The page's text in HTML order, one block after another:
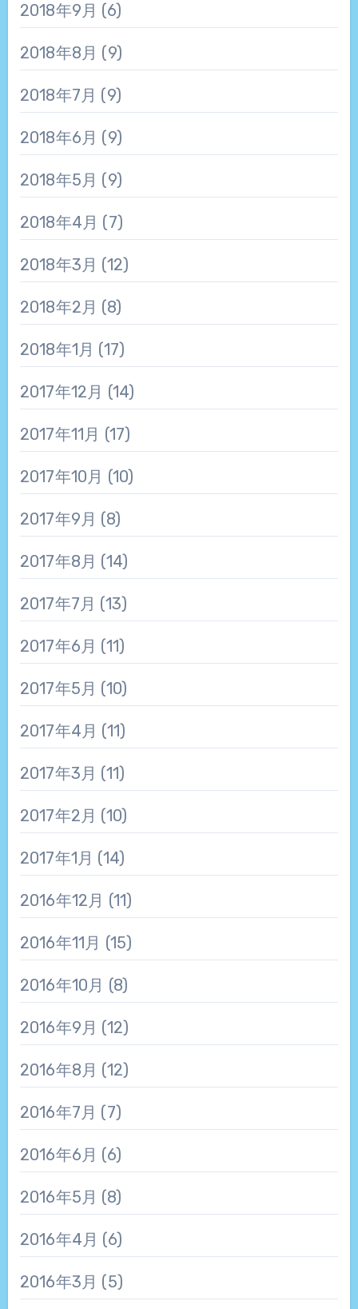
2018年9月 (6)
2018年8月 (9)
2018年7月 (9)
2018年6月 (9)
2018年5月 (9)
2018年4月 (7)
2018年3月 (12)
2018年2月 (8)
2018年1月 (17)
2017年12月 (14)
2017年11月 (17)
2017年10月 (10)
2017年9月 (8)
2017年8月 (14)
2017年7月 (13)
2017年6月 (11)
2017年5月 (10)
2017年4月 (11)
2017年3月 (11)
2017年2月 (10)
2017年1月 (14)
2016年12月 (11)
2016年11月 (15)
2016年10月 (8)
2016年9月 (12)
2016年8月 (12)
2016年7月 (7)
2016年6月 (6)
2016年5月 (8)
2016年4月 (6)
2016年3月 (5)